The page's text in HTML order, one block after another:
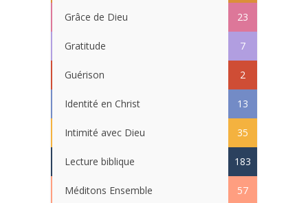
Grâce de Dieu 23
Gratitude 7
Guérison 2
Identité en Christ 13
Intimité avec Dieu 35
Lecture biblique 183
Méditons Ensemble 57